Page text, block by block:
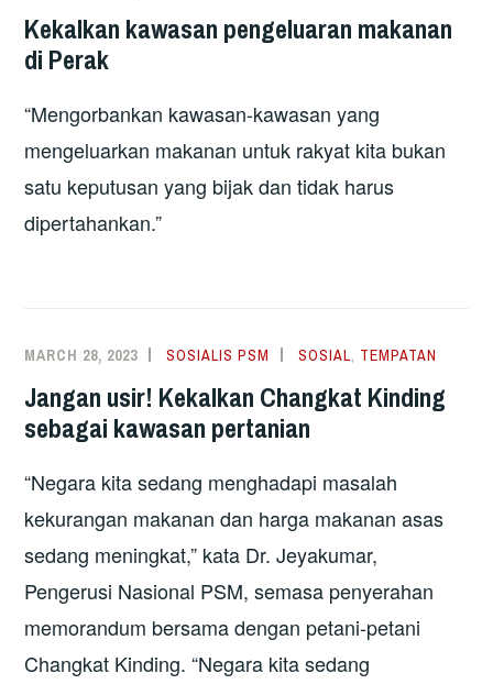
Kekalkan kawasan pengeluaran makanan
di Perak
“Mengorbankan kawasan-kawasan yang
mengeluarkan makanan untuk rakyat kita bukan
satu keputusan yang bijak dan tidak harus
dipertahankan.”
MARCH 28, 2023 SOSIALIS PSM SOSIAL, TEMPATAN
Jangan usir! Kekalkan Changkat Kinding
sebagai kawasan pertanian
“Negara kita sedang menghadapi masalah
kekurangan makanan dan harga makanan asas
sedang meningkat,” kata Dr. Jeyakumar,
Pengerusi Nasional PSM, semasa penyerahan
memorandum bersama dengan petani-petani
Changkat Kinding. “Negara kita sedang